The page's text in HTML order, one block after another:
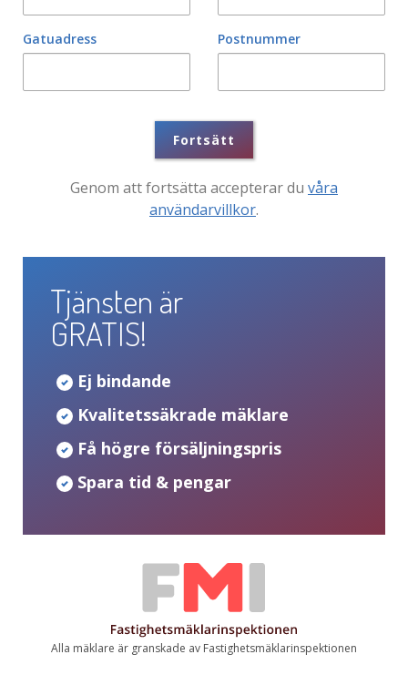
Gatuadress Postnummer
Fortsätt
Genom att fortsätta accepterar du våra
användarvillkor.
Tjänsten är
GRATIS!
Ej bindande
Kvalitetssäkrade mäklare
Få högre försäljningspris
Spara tid & pengar
Alla mäklare är granskade av Fastighetsmäklarinspektionen